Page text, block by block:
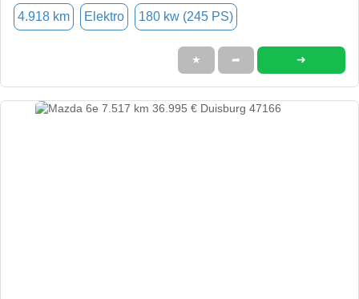
4.918 km Elektro 180 kw (245 PS)
★ ➦ ➜